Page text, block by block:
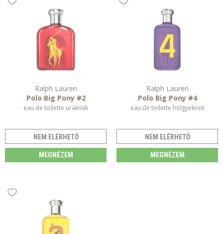
Ralph Lauren
Polo Big Pony #2
eau de toilette uraknak
NEM ELÉRHETŐ
MEGNÉZEM
Ralph Lauren
Polo Big Pony #4
eau de toilette hölgyeknek
NEM ELÉRHETŐ
MEGNÉZEM